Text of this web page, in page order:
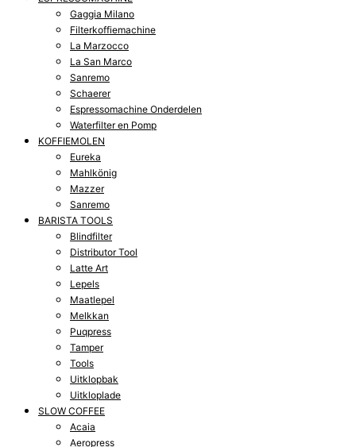
Gaggia Milano
Filterkoffiemachine
La Marzocco
La San Marco
Sanremo
Schaerer
Espressomachine Onderdelen
Waterfilter en Pomp
KOFFIEMOLEN
Eureka
Mahlkönig
Mazzer
Sanremo
BARISTA TOOLS
Blindfilter
Distributor Tool
Latte Art
Lepels
Maatlepel
Melkkan
Puqpress
Tamper
Tools
Uitklopbak
Uitkloplade
SLOW COFFEE
Acaia
Aeropress